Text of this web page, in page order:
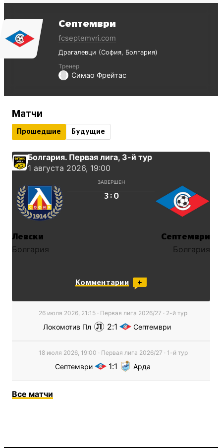
Септември
fcseptemvri.com
Драгалевци София Болгария
Тренер
Симао Фрейтас
Матчи
Прошедшие Будущие
Болгария. Первая лига, 3-й тур
1 августа 2026, 19:00
ЗАВЕРШЕН
3 : 0
Левски
Болгария
Септември
Болгария
Комментарии
26 июля 2026, 21:15 · Первая лига 2026/27 · 2-й тур
Локомотив Пл 2 1 Септември
18 июля 2026, 19:00 · Первая лига 2026/27 · 1-й тур
Септември 1 1 Арда
Все матчи